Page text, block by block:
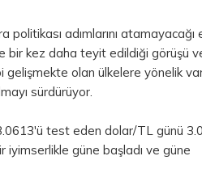
politikası adımlarını atamayacağı
bir kez daha teyit edildiği görüşü
olan ülkelere yönelik
sürdürüyor.
test eden dolar/TL günü
iyimserlikle güne başladı ve güne